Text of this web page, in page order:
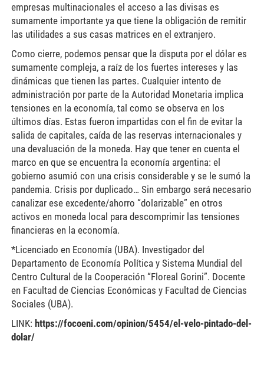
empresas multinacionales el acceso a las divisas es
sumamente importante ya que tiene la obligación de remitir
las utilidades a sus casas matrices en el extranjero.
Como cierre, podemos pensar que la disputa por el dólar es
sumamente compleja, a raíz de los fuertes intereses y las
dinámicas que tienen las partes. Cualquier intento de
administración por parte de la Autoridad Monetaria implica
tensiones en la economía, tal como se observa en los
últimos días. Estas fueron impartidas con el fin de evitar la
salida de capitales, caída de las reservas internacionales y
una devaluación de la moneda. Hay que tener en cuenta el
marco en que se encuentra la economía argentina: el
gobierno asumió con una crisis considerable y se le sumó la
pandemia. Crisis por duplicado… Sin embargo será necesario
canalizar ese excedente/ahorro “dolarizable” en otros
activos en moneda local para descomprimir las tensiones
financieras en la economía.
*Licenciado en Economía (UBA). Investigador del
Departamento de Economía Política y Sistema Mundial del
Centro Cultural de la Cooperación “Floreal Gorini”. Docente
en Facultad de Ciencias Económicas y Facultad de Ciencias
Sociales (UBA).
LINK: https://focoeni.com/opinion/5454/el-velo-pintado-del-
dolar/